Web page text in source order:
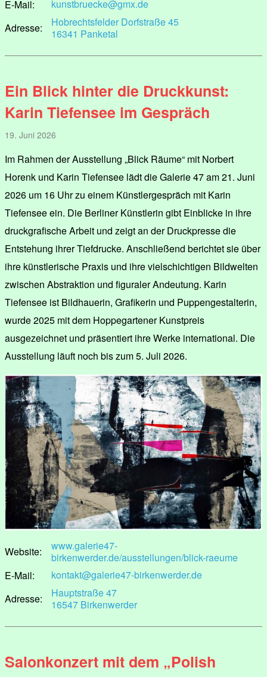
E-Mail:
kunstbruecke@gmx.de
Adresse:
Hobrechtsfelder Dorfstraße 45
16341 Panketal
Ein Blick hinter die Druckkunst:
Karin Tiefensee im Gespräch
19. Juni 2026
Im Rahmen der Ausstellung „Blick Räume“ mit Norbert
Horenk und Karin Tiefensee lädt die Galerie 47 am 21. Juni
2026 um 16 Uhr zu einem Künstlergespräch mit Karin
Tiefensee ein. Die Berliner Künstlerin gibt Einblicke in ihre
druckgrafische Arbeit und zeigt an der Druckpresse die
Entstehung ihrer Tiefdrucke. Anschließend berichtet sie über
ihre künstlerische Praxis und ihre vielschichtigen Bildwelten
zwischen Abstraktion und figuraler Andeutung. Karin
Tiefensee ist Bildhauerin, Grafikerin und Puppengestalterin,
wurde 2025 mit dem Hoppegartener Kunstpreis
ausgezeichnet und präsentiert ihre Werke international. Die
Ausstellung läuft noch bis zum 5. Juli 2026.
Website:
www.galerie47-
birkenwerder.de/ausstellungen/blick-raeume
E-Mail:
kontakt@galerie47-birkenwerder.de
Adresse:
Hauptstraße 47
16547 Birkenwerder
Salonkonzert mit dem „Polish